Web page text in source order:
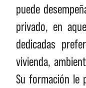
puede
privado, en
dedicadas
vivienda,
Su formación le